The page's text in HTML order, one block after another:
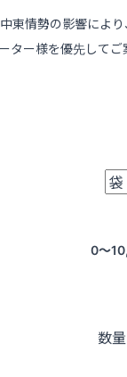
東情勢の影響により
ター様を優先してご
0〜
数量